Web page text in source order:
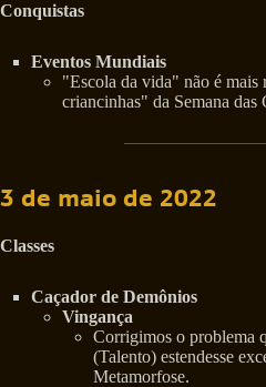
Conquistas
Eventos Mundiais
"Escola da vida" não é mais
criancinhas" da Semana das
3 de maio de 2022
Classes
Caçador de Demônios
Vingança
Corrigimos o problema
(Talento) estendesse
Metamorfose.